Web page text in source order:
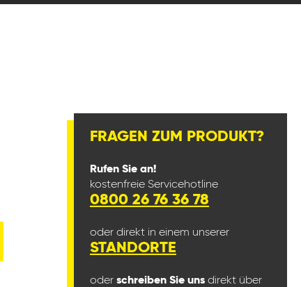
FRAGEN ZUM PRODUKT?
Rufen Sie an!
kostenfreie Servicehotline
0800 26 76 36 78
oder direkt in einem unserer
STANDORTE
oder schreiben Sie uns direkt über